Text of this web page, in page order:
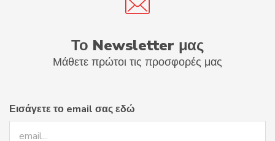
Το Newsletter μας
Μάθετε πρώτοι τις προσφορές μας
Εισάγετε το email σας εδώ